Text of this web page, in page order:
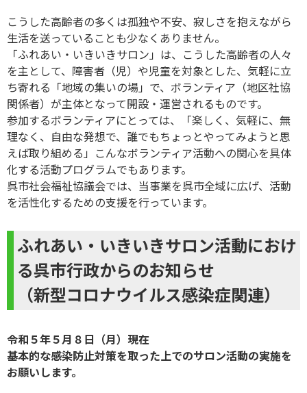
こうした高齢者の多くは孤独や不安、寂しさを抱えながら
生活を送っていることも少なくありません。
「ふれあい・いきいきサロン」は、こうした高齢者の人々
を主として、障害者（児）や児童を対象とした、気軽に立
ち寄れる「地域の集いの場」で、ボランティア（地区社協
関係者）が主体となって開設・運営されるものです。
参加するボランティアにとっては、「楽しく、気軽に、無
理なく、自由な発想で、誰でもちょっとやってみようと思
えば取り組める」こんなボランティア活動への関心を具体
化する活動プログラムでもあります。
呉市社会福祉協議会では、当事業を呉市全域に広げ、活動
を活性化するための支援を行っています。
ふれあい・いきいきサロン活動におけ
る呉市行政からのお知らせ
（新型コロナウイルス感染症関連）
令和５年５月８日（月）現在
基本的な感染防止対策を取った上でのサロン活動の実施を
お願いします。